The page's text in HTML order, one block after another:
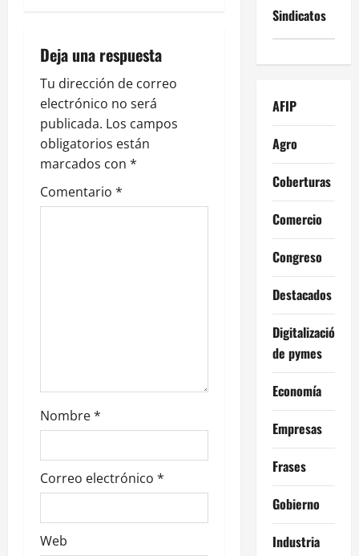
c
i
ó
n
d
e
a
d
a
s
Deja una respuesta
Tu dirección de correo
electrónico no será
publicada. Los campos
obligatorios están
marcados con *
Comentario *
Nombre*
Correo electrónico *
Web
Sindicatos
AFIP
Agro
Coberturas
Comercio
Congreso
Destacados
Digitalización
de pymes
Economía
Empresas
Frases
Gobierno
Industria